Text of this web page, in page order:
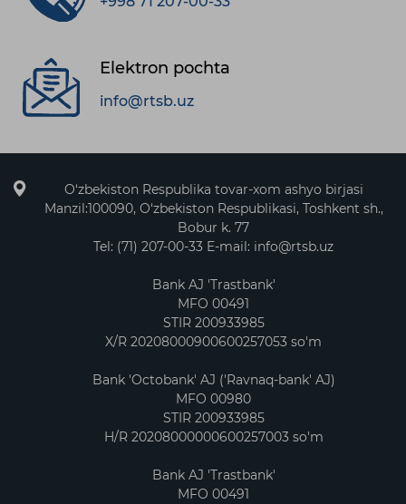
Elektron pochta
info@rtsb.uz
O‘zbekiston Respublika tovar-xom ashyo birjasi
Manzil:100090, O‘zbekiston Respublikasi, Toshkent sh.,
Bobur k. 77
Tel: (71) 207-00-33 E-mail: info@rtsb.uz
Bank AJ 'Trastbank'
MFO 00491
STIR 200933985
X/R 20208000900600257053 so'm
Bank 'Octobank' AJ ('Ravnaq-bank' AJ)
MFO 00980
STIR 200933985
H/R 20208000000600257003 so'm
Bank AJ 'Trastbank'
MFO 00491